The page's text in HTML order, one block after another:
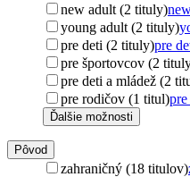
new adult (2 tituly)
young adult (2 tituly)
pre deti (2 tituly)pre
pre športovcov (2
pre deti a mládež (2
pre rodičov (1 titul)
Ďalšie možnosti
Pôvod
zahraničný (18 titulov)